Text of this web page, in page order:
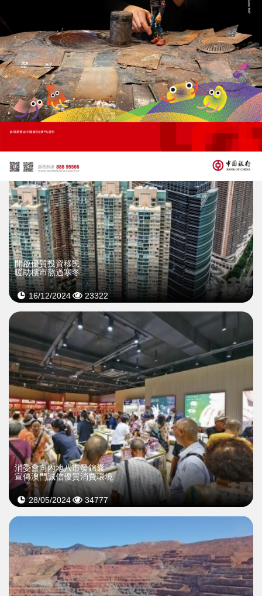
王淑欣倡設優質露天茶座
活化歷史空間打造文化新地標
02/04/2026 20467
開啟優質投資移民
暖助樓市熬過寒冬
16/12/2024 23322
消委會向內地八市發錦囊
宣傳澳門誠信優質消費環境
28/05/2024 34777